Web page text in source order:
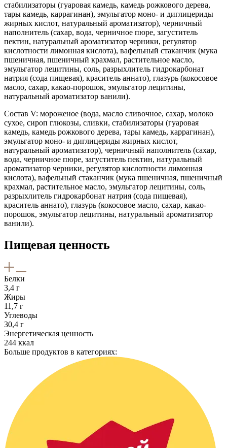
стабилизаторы (гуаровая камедь, камедь рожкового дерева,
тары камедь, каррагинан), эмульгатор моно- и диглицериды
жирных кислот, натуральный ароматизатор), черничный
наполнитель (сахар, вода, черничное пюре, загуститель
пектин, натуральный ароматизатор черники, регулятор
кислотности лимонная кислота), вафельный стаканчик (мука
пшеничная, пшеничный крахмал, растительное масло,
эмульгатор лецитины, соль, разрыхлитель гидрокарбонат
натрия (сода пищевая), краситель аннато), глазурь (кокосовое
масло, сахар, какао-порошок, эмульгатор лецитины,
натуральный ароматизатор ванили).
Состав V: мороженое (вода, масло сливочное, сахар, молоко
сухое, сироп глюкозы, сливки, стабилизаторы (гуаровая
камедь, камедь рожкового дерева, тары камедь, каррагинан),
эмульгатор моно- и диглицериды жирных кислот,
натуральный ароматизатор), черничный наполнитель (сахар,
вода, черничное пюре, загуститель пектин, натуральный
ароматизатор черники, регулятор кислотности лимонная
кислота), вафельный стаканчик (мука пшеничная, пшеничный
крахмал, растительное масло, эмульгатор лецитины, соль,
разрыхлитель гидрокарбонат натрия (сода пищевая),
краситель аннато), глазурь (кокосовое масло, сахар, какао-
порошок, эмульгатор лецитины, натуральный ароматизатор
ванили).
Пищевая ценность
Белки
3,4 г
Жиры
11,7 г
Углеводы
30,4 г
Энергетическая ценность
244 ккал
Больше продуктов в категориях: